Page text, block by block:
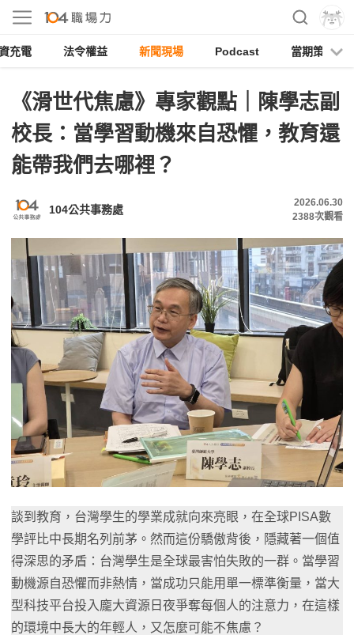
充電 法令權益 新聞現場 Podcast 當期策展
《滑世代焦慮》專家觀點｜陳學志副
校長：當學習動機來自恐懼，教育還
能帶我們去哪裡？
104公共事務處
2026.06.30
2388次觀看
談到教育，台灣學生的學業成就向來亮眼，在全球PISA數
學評比中長期名列前茅。然而這份驕傲背後，隱藏著一個值
得深思的矛盾：台灣學生是全球最害怕失敗的一群。當學習
動機源自恐懼而非熱情，當成功只能用單一標準衡量，當大
型科技平台投入龐大資源日夜爭奪每個人的注意力，在這樣
的環境中長大的年輕人，又怎麼可能不焦慮？